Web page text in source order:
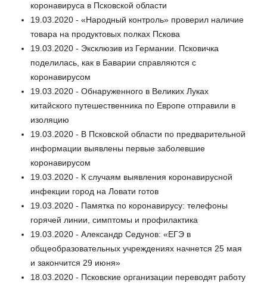
коронавируса в Псковской области
19.03.2020 - «Народный контроль» проверил наличие
товара на продуктовых полках Пскова
19.03.2020 - Эксклюзив из Германии. Псковичка
поделилась, как в Баварии справляются с
коронавирусом
19.03.2020 - Обнаруженного в Великих Луках
китайского путешественника по Европе отправили в
изоляцию
19.03.2020 - В Псковской области по предварительной
информации выявлены первые заболевшие
коронавирусом
19.03.2020 - К случаям выявления коронавирусной
инфекции город на Ловати готов
19.03.2020 - Памятка по коронавирусу: телефоны
горячей линии, симптомы и профилактика
19.03.2020 - Александр Седунов: «ЕГЭ в
общеобразовательных учреждениях начнется 25 мая
и закончится 29 июня»
18.03.2020 - Псковские организации переводят работу